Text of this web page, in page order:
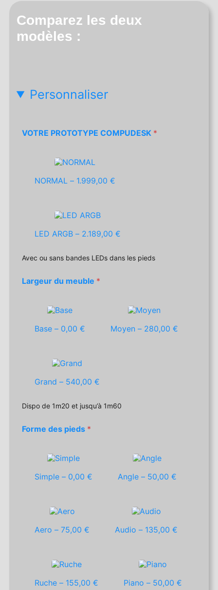
Comparez les deux
modèles :
Personnaliser
VOTRE PROTOTYPE COMPUDESK *
NORMAL – 1.999,00 €
LED ARGB – 2.189,00 €
Avec ou sans bandes LEDs dans les pieds
Largeur du meuble *
Base – 0,00 € Moyen – 280,00 €
Grand – 540,00 €
Dispo de 1m20 et jusqu’à 1m60
Forme des pieds *
Simple – 0,00 € Angle – 50,00 €
Aero –75,00 € Audio – 135,00 €
Ruche – 155,00 € Piano – 50,00 €